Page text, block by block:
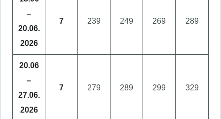
–
20.06.
2026
7 239 249 269 289
20.06
–
27.06.
2026
7 279 289 299 329